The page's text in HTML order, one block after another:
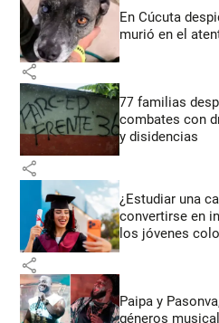
En Cúcuta
murió en el
share
77 familias
combates con
y disidencias
share
¿Estudiar una
convertirse en
los jóvenes
share
Paipa y
géneros